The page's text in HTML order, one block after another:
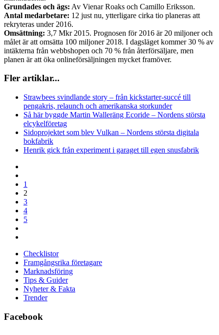
Grundades och ägs: Av Vienar Roaks och Camillo Eriksson.
Antal medarbetare: 12 just nu, ytterligare cirka tio planeras att
rekryteras under 2016.
Omsättning: 3,7 Mkr 2015. Prognosen för 2016 är 20 miljoner och
målet är att omsätta 100 miljoner 2018. I dagsläget kommer 30 % av
intäkterna från webbshopen och 70 % från återförsäljare, men
planen är att öka onlineförsäljningen mycket framöver.
Fler artiklar...
Strawbees svindlande story – från kickstarter-succé till
pengakris, relaunch och amerikanska storkunder
Så här byggde Martin Walleräng Ecoride – Nordens största
elcykelföretag
Sidoprojektet som blev Vulkan – Nordens största digitala
bokfabrik
Henrik gick från experiment i garaget till egen snusfabrik
1
2
3
4
5
Checklistor
Framgångsrika företagare
Marknadsföring
Tips & Guider
Nyheter & Fakta
Trender
Facebook